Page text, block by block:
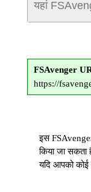
FSAvenger
https://
इस
किया जा सकता
यदि आपको कोई